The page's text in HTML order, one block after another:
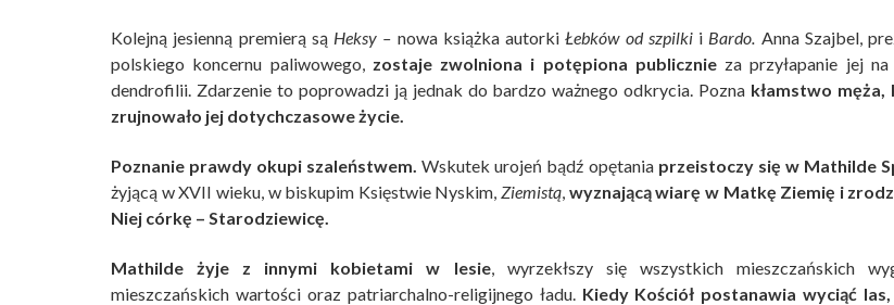
Kolejną jesienną premierą są Heksy – nowa książka autorkiŁebków od szpilki i Bardo. Anna Szajbel,
polskiego koncernu paliwowego,
zostaje zwolniona i potępiona publicznieza przyłapanie jej na
dendrofilii. Zdarzenie to poprowadzi ją jednak do bardzo ważnego odkrycia. Pozna kłamstwo
zrujnowało jej dotychczasowe życie.
Poznanie prawdy okupi szaleństwem. Wskutek urojeń bądź opętania przeistoczy się w Mathilde
żyjącą w XVII wieku, w biskupim Księstwie Nyskim, Ziemistą wyznającą wiarę w Matkę Ziemię i
Niej córkę – Starodziewicę.
Mathilde żyje z innymi kobietami w lesie, wyrzekłszy się wszystkich mieszczańskich
mieszczańskich wartości oraz patriarchalno-religijnego ładu. Kiedy Kościół postanawia wyciąć las,